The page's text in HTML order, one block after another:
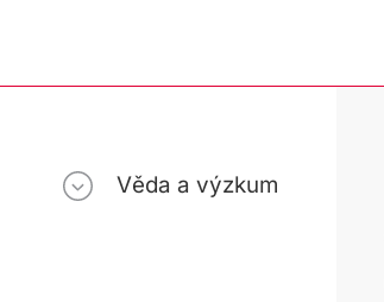
Věda a výzkum